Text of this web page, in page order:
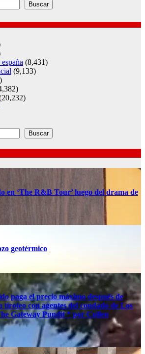
Buscar
(8,431)
(9,133)
Buscar
en ‘The R&B Tour’ luego del drama de
geotérmico
paga el precio máximo después de
con agentes del condado de Los
Gateway Pundit * por Cullen